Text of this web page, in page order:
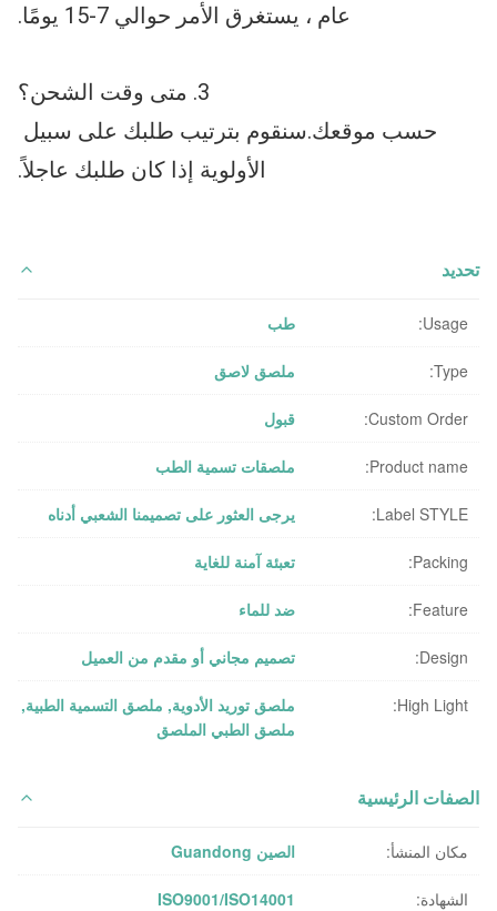
عام ، يستغرق الأمر حوالي 7-15 يومًا.
3. متى وقت الشحن؟
الأولوية إذا كان طلبك عاجلاً.
تحديد
Usage: طب
Type: ملصق لاصق
Custom Order: قبول
Product name: ملصقات تسمية الطب
Label STYLE: يرجى العثور على تصميمنا الشعبي أدناه
Packing: تعبئة آمنة للغاية
Feature: ضد للماء
Design: تصميم مجاني أو مقدم من العميل
High Light: ملصق توريد الأدوية, ملصق التسمية الطبية,
ملصق الطبي الملصق
الصفات الرئيسية
مكان المنشأ: الصين Guandong
الشهادة: ISO9001/ISO14001